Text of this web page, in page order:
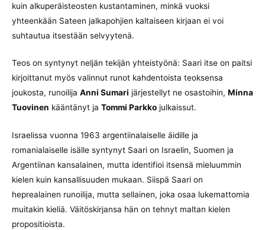
kuin alkuperäisteosten kustantaminen, minkä vuoksi
yhteenkään Sateen jalkapohjien kaltaiseen kirjaan ei voi
suhtautua itsestään selvyytenä.
Teos on syntynyt neljän tekijän yhteistyönä: Saari itse on paitsi
kirjoittanut myös valinnut runot kahdentoista teoksensa
joukosta, runoilija Anni Sumari järjestellyt ne osastoihin, Minna
Tuovinen kääntänyt ja Tommi Parkko julkaissut.
Israelissa vuonna 1963 argentiinalaiselle äidille ja
romanialaiselle isälle syntynyt Saari on Israelin, Suomen ja
Argentiinan kansalainen, mutta identifioi itsensä mieluummin
kielen kuin kansallisuuden mukaan. Siispä Saari on
heprealainen runoilija, mutta sellainen, joka osaa lukemattomia
muitakin kieliä. Väitöskirjansa hän on tehnyt maltan kielen
propositioista.